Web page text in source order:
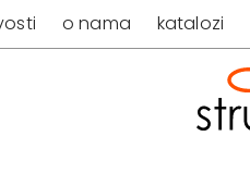
o nama katalozi